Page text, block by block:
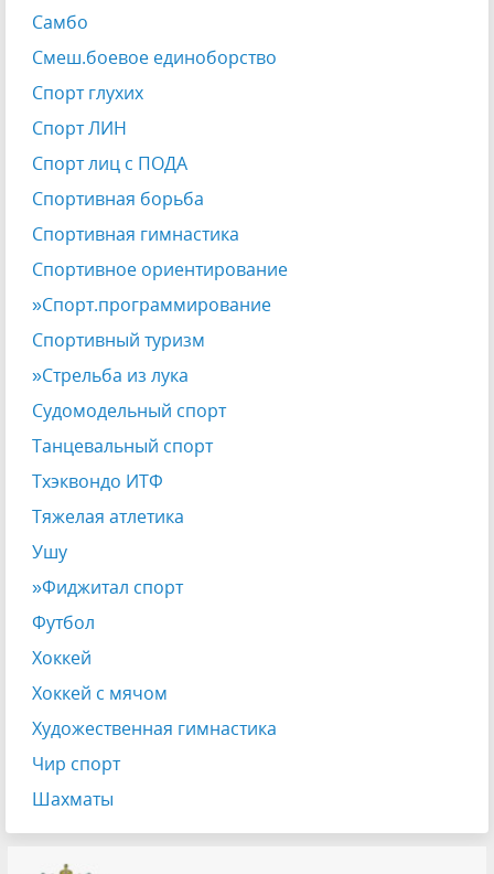
Самбо
Смеш.боевое единоборство
Спорт глухих
Спорт ЛИН
Спорт лиц с ПОДА
Спортивная борьба
Спортивная гимнастика
Спортивное ориентирование
»Спорт.программирование
Спортивный туризм
»Стрельба из лука
Судомодельный спорт
Танцевальный спорт
Тхэквондо ИТФ
Тяжелая атлетика
Ушу
»Фиджитал спорт
Футбол
Хоккей
Хоккей с мячом
Художественная гимнастика
Чир спорт
Шахматы